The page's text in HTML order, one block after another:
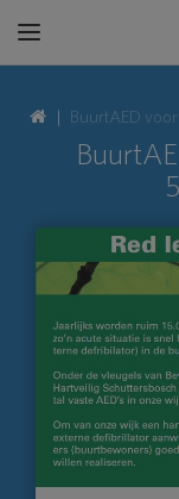
BuurtAED